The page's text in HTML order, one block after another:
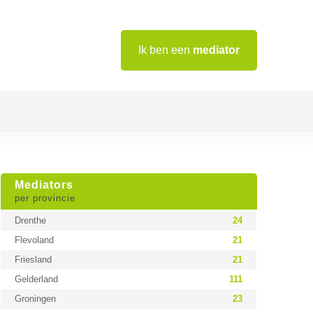
Ik ben een mediator
Mediators
per provincie
Drenthe
24
Flevoland
21
Friesland
21
Gelderland
111
Groningen
23